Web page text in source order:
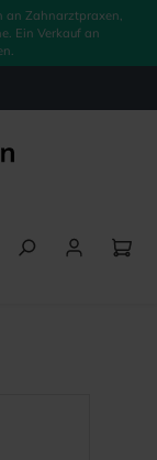
an Zahnarztpraxen,
Ein Verkauf an